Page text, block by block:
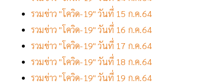
รวมข่าว "โควิด-19" วันที่ 15 ก.ค.64
รวมข่าว "โควิด-19" วันที่ 16 ก.ค.64
รวมข่าว "โควิด-19" วันที่ 17 ก.ค.64
รวมข่าว "โควิด-19" วันที่ 18 ก.ค.64
รวมข่าว "โควิด-19" วันที่ 19 ก.ค.64